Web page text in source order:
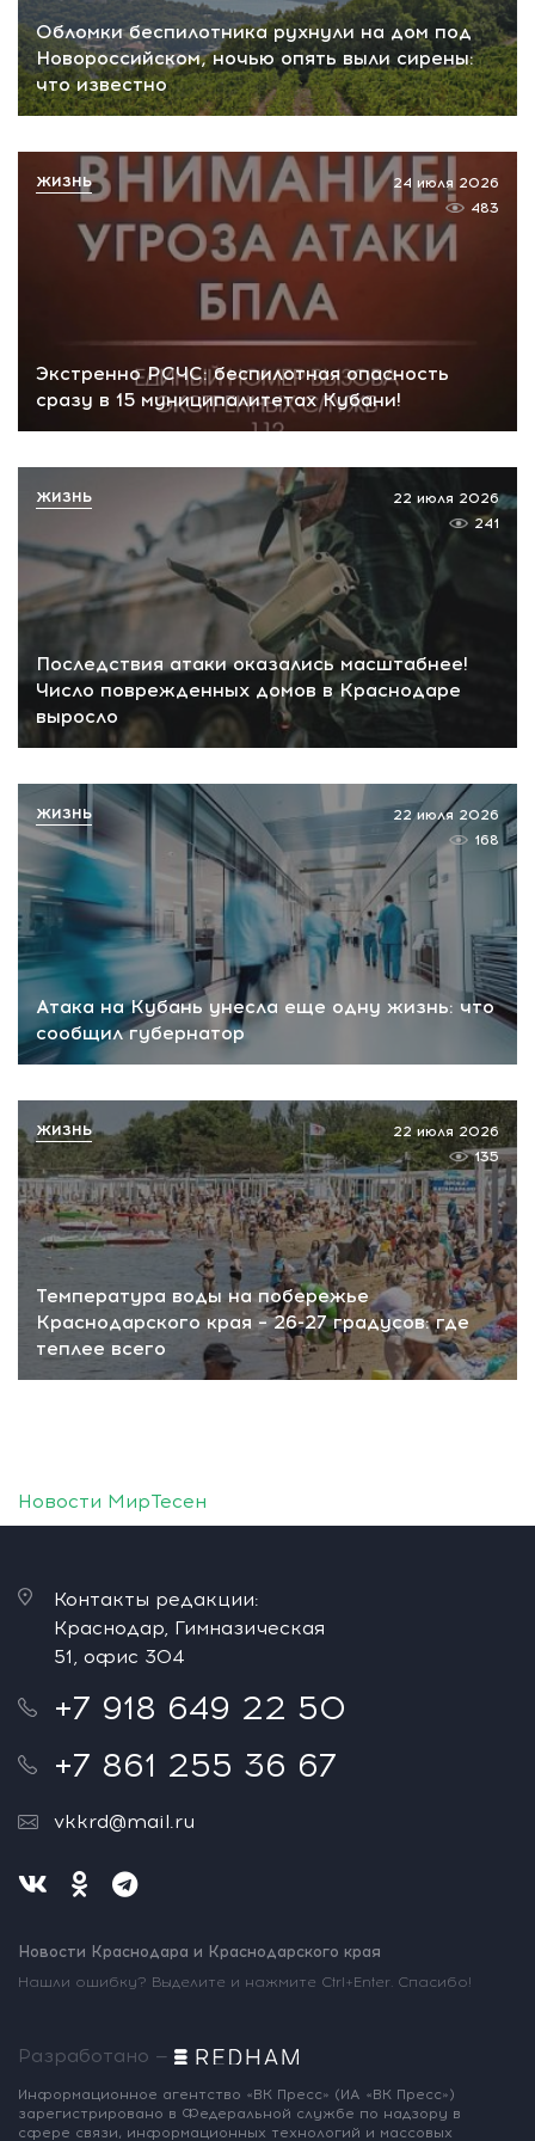
Обломки беспилотника рухнули на дом под
Новороссийском, ночью опять выли сирены:
что известно
Экстренно РСЧС: беспилотная опасность
сразу в 15 муниципалитетах Кубани!
24 июля 2026
483
ЖИЗНЬ
Последствия атаки оказались масштабнее!
Число поврежденных домов в Краснодаре
выросло
22 июля 2026
241
ЖИЗНЬ
Атака на Кубань унесла еще одну жизнь: что
сообщил губернатор
22 июля 2026
168
ЖИЗНЬ
Температура воды на побережье
Краснодарского края – 26-27 градусов: где
теплее всего
22 июля 2026
135
ЖИЗНЬ
Новости МирТесен
Контакты редакции:
Краснодар, Гимназическая
51, офис 304
+7 918 649 22 50
+7 861 255 36 67
vkkrd@mail.ru
Новости Краснодара и Краснодарского края
Нашли ошибку? Выделите и нажмите Ctrl+Enter. Спасибо!
Разработано —
Информационное агентство «ВК Пресс» (ИА «ВК Пресс»)
зарегистрировано в Федеральной службе по надзору в
сфере связи, информационных технологий и массовых